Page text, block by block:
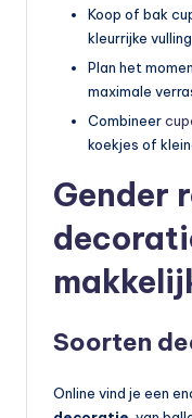
Koop of bak
kleurrijke vulling.
Plan het
maximale
Combineer
koekjes of
Gender
Soorten
Online vind je een